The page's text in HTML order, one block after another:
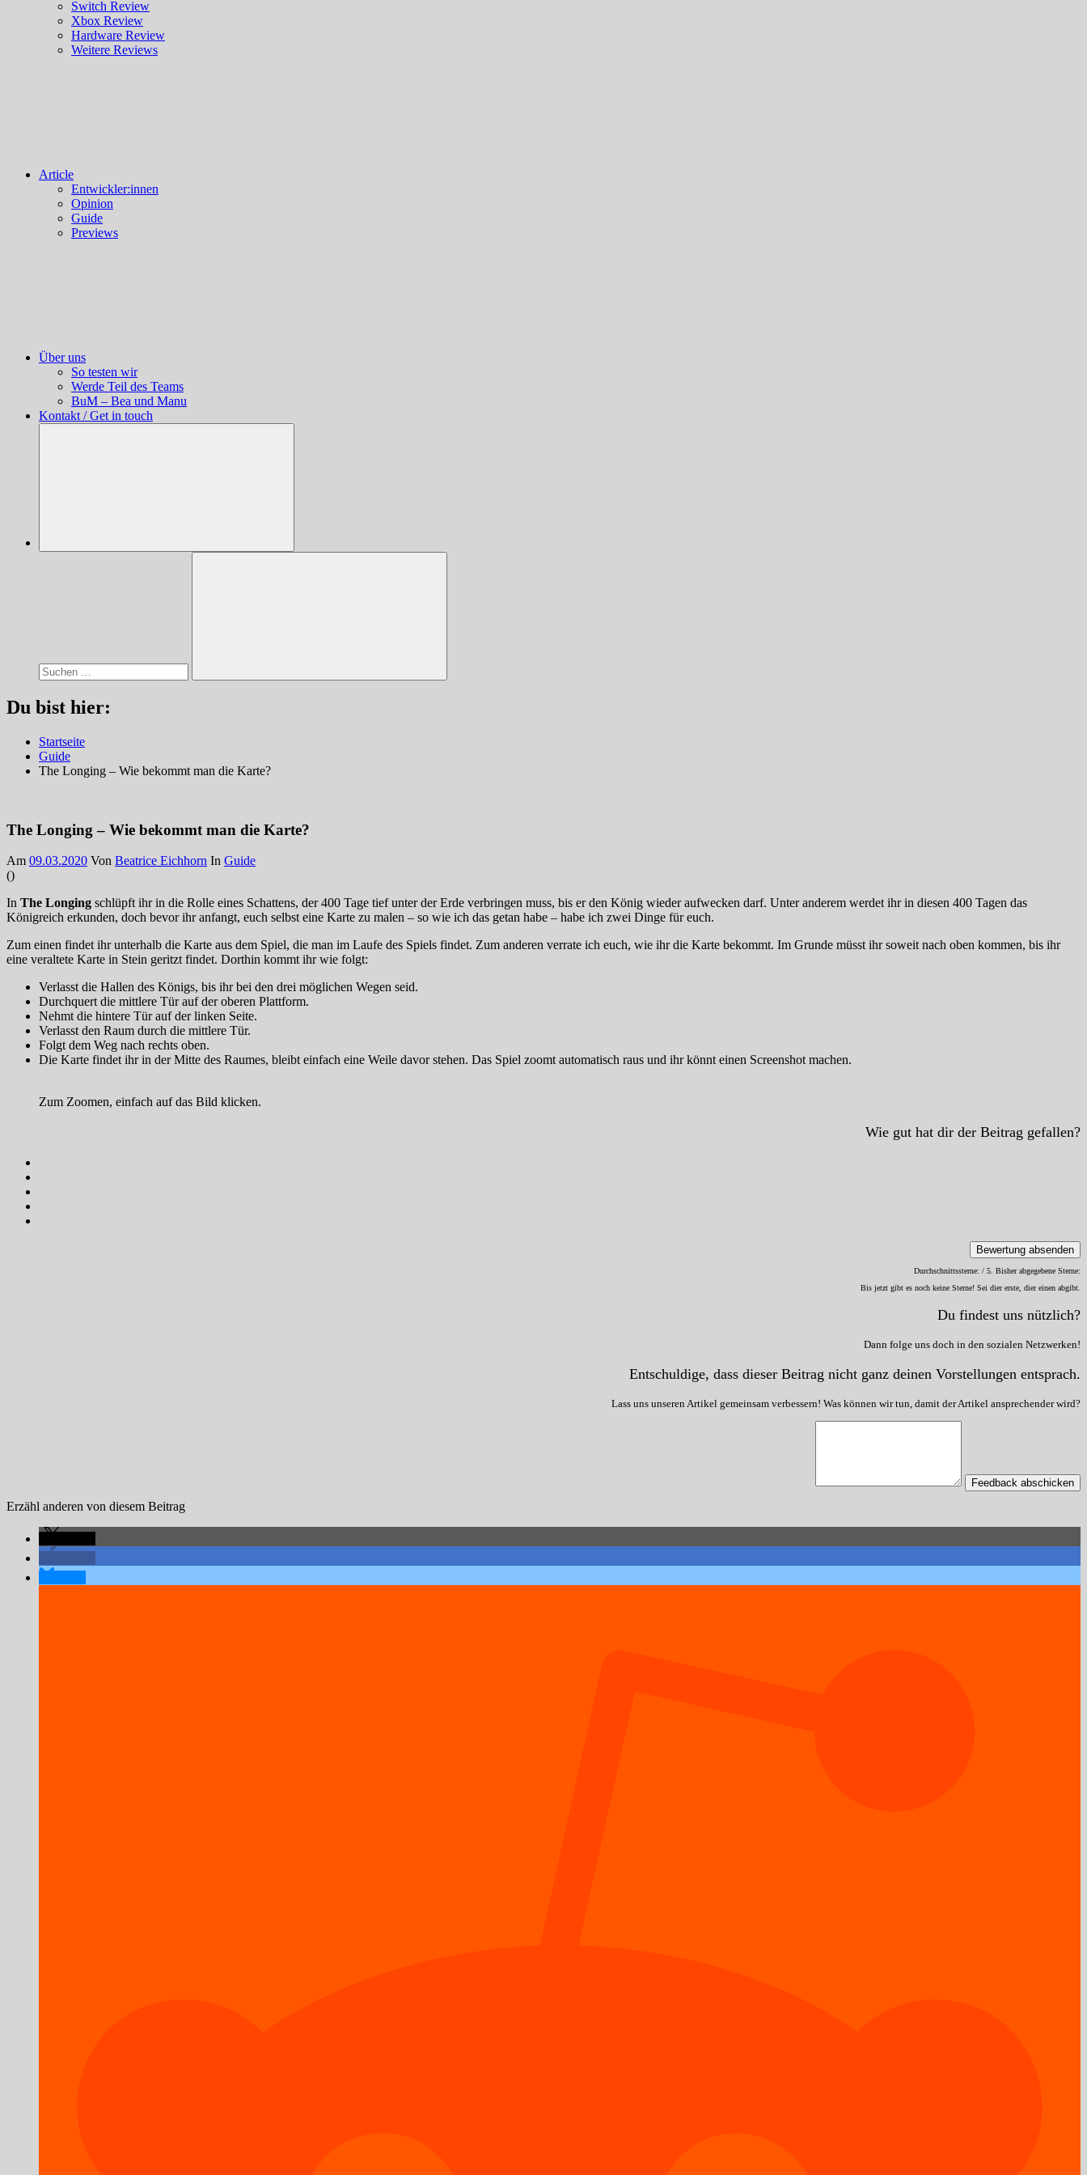
Switch Review
Xbox Review
Hardware Review
Weitere Reviews
Article
Entwickler:innen
Opinion
Guide
Previews
Über uns
So testen wir
Werde Teil des Teams
BuM – Bea und Manu
Kontakt / Get in touch
Suchen
Du bist hier:
Startseite
Guide
The Longing – Wie bekommt man die Karte?
The Longing – Wie bekommt man die Karte?
Am 09.03.2020 Von Beatrice Eichhorn In Guide
()
In The Longing schlüpft ihr in die Rolle eines Schattens, der 400 Tage tief unter der Erde verbringen muss, bis er den König wieder aufwecken darf. Unter anderem werdet ihr in diesen 400 Tagen das
Königreich erkunden, doch bevor ihr anfangt, euch selbst eine Karte zu malen – so wie ich das getan habe – habe ich zwei Dinge für euch.
Zum einen findet ihr unterhalb die Karte aus dem Spiel, die man im Laufe des Spiels findet. Zum anderen verrate ich euch, wie ihr die Karte bekommt. Im Grunde müsst ihr soweit nach oben kommen, bis ihr
eine veraltete Karte in Stein geritzt findet. Dorthin kommt ihr wie folgt:
Verlasst die Hallen des Königs, bis ihr bei den drei möglichen Wegen seid.
Durchquert die mittlere Tür auf der oberen Plattform.
Nehmt die hintere Tür auf der linken Seite.
Verlasst den Raum durch die mittlere Tür.
Folgt dem Weg nach rechts oben.
Die Karte findet ihr in der Mitte des Raumes, bleibt einfach eine Weile davor stehen. Das Spiel zoomt automatisch raus und ihr könnt einen Screenshot machen.
Zum Zoomen, einfach auf das Bild klicken.
Wie gut hat dir der Beitrag gefallen?
Bewertung absenden
Durchschnittssterne: / 5. Bisher abgegebene Sterne:
Bis jetzt gibt es noch keine Sterne! Sei dier erste, dier einen abgibt.
Du findest uns nützlich?
Dann folge uns doch in den sozialen Netzwerken!
Entschuldige, dass dieser Beitrag nicht ganz deinen Vorstellungen entsprach.
Lass uns unseren Artikel gemeinsam verbessern! Was können wir tun, damit der Artikel ansprechender wird?
Feedback abschicken
Erzähl anderen von diesem Beitrag